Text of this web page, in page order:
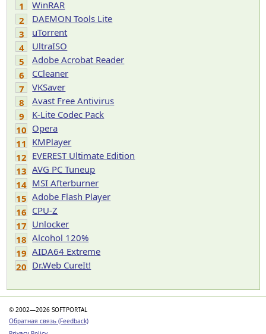
1
WinRAR
2
DAEMON Tools Lite
3
uTorrent
4
UltraISO
5
Adobe Acrobat Reader
6
CCleaner
7
VKSaver
8
Avast Free Antivirus
9
K-Lite Codec Pack
10 Opera
11 KMPlayer
12 EVEREST Ultimate Edition
13 AVG PC Tuneup
14 MSI Afterburner
15 Adobe Flash Player
16 CPU-Z
17 Unlocker
18 Alcohol 120%
19 AIDA64 Extreme
20 Dr.Web CureIt!
© 2002—2026 SOFTPORTAL
Обратная связь (Feedback)